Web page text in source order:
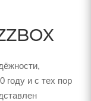
году и с тех пор